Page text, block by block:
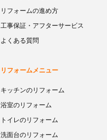
リフォームの進め方
工事保証・アフターサービス
よくある質問
リフォームメニュー
キッチンのリフォーム
浴室のリフォーム
トイレのリフォーム
洗面台のリフォーム